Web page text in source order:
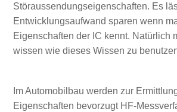
Störaussendungseigenschaften. Es
Entwicklungsaufwand sparen wenn
Eigenschaften der IC kennt. Natürlich
wissen wie dieses Wissen zu
Im Automobilbau werden zur
Eigenschaften bevorzugt HF-